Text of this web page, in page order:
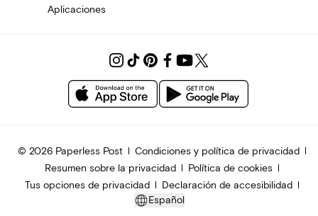
Aplicaciones
© 2026 Paperless Post
Condiciones y política de privacidad
Resumen sobre la privacidad
Política de cookies
Tus opciones de privacidad
Declaración de accesibilidad
Español